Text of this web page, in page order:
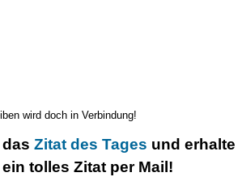
wird doch in Verbindung!
Zitat des Tages und erhalte
tolles Zitat per Mail!